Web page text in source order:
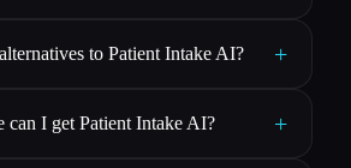
to Patient Intake AI? +
can I get Patient Intake AI? +